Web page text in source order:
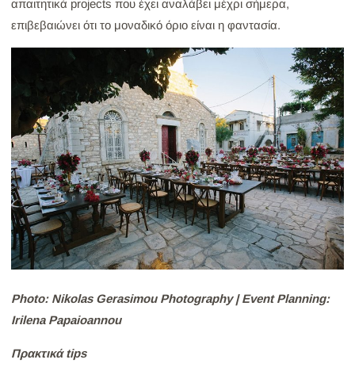
απαιτητικά projects που έχει αναλάβει μέχρι σήμερα,
επιβεβαιώνει ότι το μοναδικό όριο είναι η φαντασία.
Photo: Nikolas Gerasimou Photography | Event Planning:
Irilena Papaioannou
Πρακτικά tips